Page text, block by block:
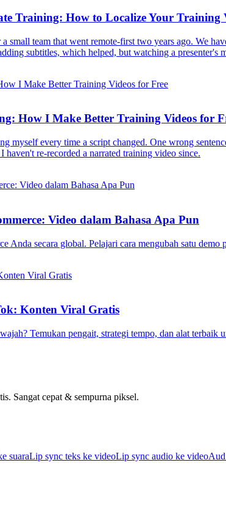
Training: How to Localize Your Training
small team that went remote-first two years ago. We
subtitles, which helped, but watching a
How I Make Better Training Videos for
myself every time a script changed. One wrong
re-recorded a narrated training video since.
Video dalam Bahasa Apa Pun
Anda secara global. Pelajari cara mengubah satu
Konten Viral Gratis
Temukan pengait, strategi tempo, dan alat
Sangat cepat & sempurna piksel.
suaraLip sync teks ke videoLip sync audio ke video